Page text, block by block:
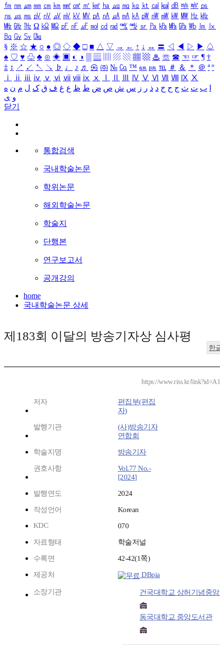
㎙ ㎚ ㎛ ㎜ ㎝ ㎞ ㎟ ㎠ ㎡ ㎢ ㏊ ㎍ ㎎ ㎏ ㏏ ㎈ ㎉ ㏈ ㎧ ㎨ ㎰
㎱ ㎲ ㎳ ㎴ ㎵ ㎶ ㎷ ㎸ ㎹ ㎀ ㎁ ㎂ ㎃ ㎄ ㎺ ㎻ ㎽ ㎾ ㎿ ㎐ ㎑
㎒ ㎓ ㎔ Ω ㏀ ㏁ ㎊ ㎋ ㎌ ㏖ ㏅ ㎭ ㎮ ㎯ ㏛ ㎩ ㎪ ㎫ ㎬ ㏝ ㏐
㏓
㏃ ㏉ ㏜ ㏆
§ ※ ☆ ★ ○ ● ◎ ◇ ◆ □ ■ △ ▽ → ← ↑ ↓ ↔ 〓 ◁ ◀ ▷ ▶ ♤
♠ ♡ ♥ ♧ ♣ ⊙ ◈ ▣ ◐ ◑ ▒ ▤ ▨ ▧ ▦ ▩ ♨ ☏ ☎ ☜ ☞ ¶ †
‡ ↕ ↗ ↙ ↖ ↘ ♭ ♩ ♪ ♬ ㉿ ㈜ № ㏇ ™ ㏂ ㏘ ℡ ＃ ＆ ＊ ＠ ª º
ⅰ
ⅱ ⅲ ⅳ ⅴ ⅵ ⅶ ⅷ ⅸ ⅹ Ⅳ Ⅴ Ⅵ Ⅶ Ⅷ Ⅸ Ⅹ
ب ت ث ج ح خ د ذ ر ز س ش ص ض ط ظ ع غ ف ق ک ل م ن ه
و ی
닫기
통합검색
국내학술논문
학위논문
해외학술논문
학술지
단행본
연구보고서
공개강의
home
국내학술논문 상세
제183회 이달의 방송기자상 심사평
한
https://www.riss.kr/
저자
편집부(편집
자)
발행기관
(사)방송기자
연합회
학술지명 방송기자
권호사항
Vol.77 No.-
[2024]
발행연도 2024
작성언어
Korean
KDC
070
자료형태 학술저널
수록면 42-42(1쪽)
제공처 DBpia
소장기관 건국대학교 상허기념중
동국대학교 중앙도서관